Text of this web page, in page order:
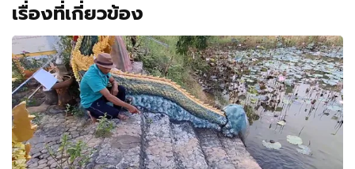
เรื่องที่เกี่ยวข้อง